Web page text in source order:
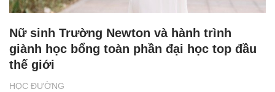
HỌC ĐƯỜNG
Nữ sinh Trường Newton và hành trình
giành học bổng toàn phần đại học top đầu
thế giới